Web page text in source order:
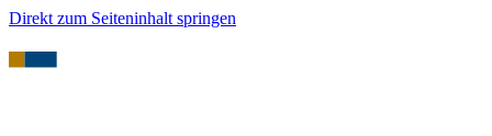
Direkt zum Seiteninhalt springen